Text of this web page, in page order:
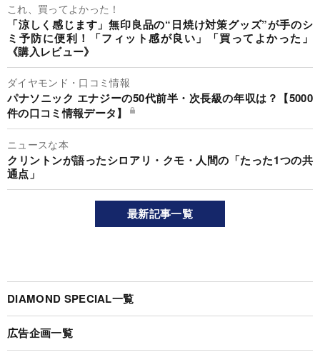
これ、買ってよかった！
「涼しく感じます」無印良品の“日焼け対策グッズ”が手のシ
ミ予防に便利！「フィット感が良い」「買ってよかった」
《購入レビュー》
ダイヤモンド・口コミ情報
パナソニック エナジーの50代前半・次長級の年収は？【5000
件の口コミ情報データ】
ニュースな本
クリントンが語ったシロアリ・クモ・人間の「たった1つの共
通点」
最新記事一覧
DIAMOND SPECIAL一覧
広告企画一覧